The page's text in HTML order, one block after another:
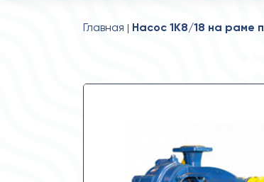
Главная Насос 1К8/18 на раме